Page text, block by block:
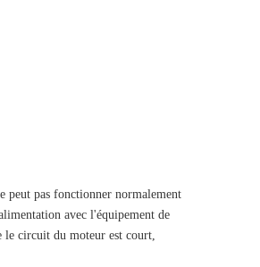
peut pas fonctionner normalement
avec l'équipement de
le circuit du moteur est court,